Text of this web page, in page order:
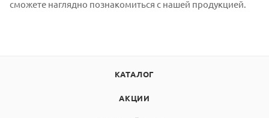
сможете наглядно познакомиться с нашей продукцией.
КАТАЛОГ
АКЦИИ